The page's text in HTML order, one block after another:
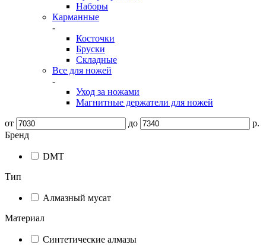
Наборы
Карманные
-
Косточки
Бруски
Складные
Все для ножей
-
Уход за ножами
Магнитные держатели для ножей
от до
р.
Бренд
DMT
Тип
Алмазный мусат
Материал
Синтетические алмазы